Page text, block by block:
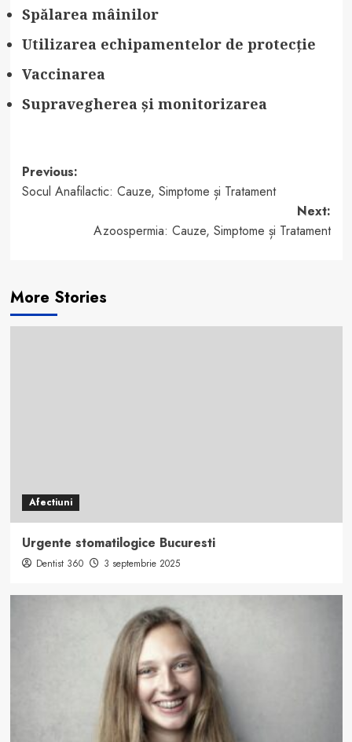
Spălarea mâinilor
Utilizarea echipamentelor de protecție
Vaccinarea
Supravegherea și monitorizarea
Post
navigation
Previous:
Socul Anafilactic: Cauze, Simptome și Tratament
Next:
Azoospermia: Cauze, Simptome și Tratament
More Stories
Afectiuni
Urgente stomatilogice Bucuresti
Dentist 360 3 septembrie 2025